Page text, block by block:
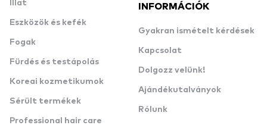
Illat
Eszközök és kefék
Fogak
Fürdés és testápolás
Koreai kozmetikumok
Sérült termékek
Professional hair care
INFORMÁCIÓK
Gyakran ismételt kérdések
Kapcsolat
Dolgozz velünk!
Ajándékutalványok
Rólunk